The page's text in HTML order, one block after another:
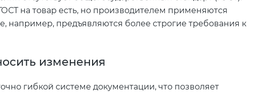
на товар есть, но производителем применяются
например, предъявляются более строгие требования к
изменения
гибкой системе документации, что позволяет